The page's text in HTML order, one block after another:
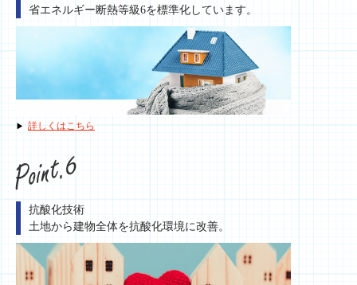
省エネルギー断熱等級6を標準化しています。
詳しくはこちら
抗酸化技術
土地から建物全体を抗酸化環境に改善。